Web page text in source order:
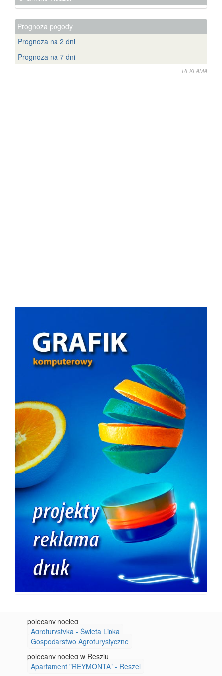
Prognoza pogody
Prognoza na 2 dni
Prognoza na 7 dni
REKLAMA
polecany nocleg
Agroturystyka - Święta Lipka
Gospodarstwo Agroturystyczne
polecany nocleg w Reszlu
Apartament "REYMONTA" - Reszel